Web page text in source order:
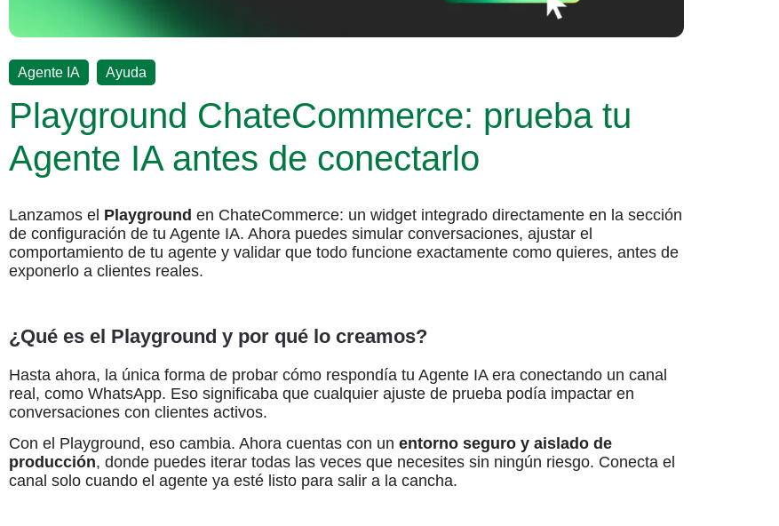
Agente IA Ayuda
Playground ChateCommerce: prueba tu
Agente IA antes de conectarlo
Lanzamos el Playground en ChateCommerce: un widget integrado directamente en la sección
de configuración de tu Agente IA. Ahora puedes simular conversaciones, ajustar el
comportamiento de tu agente y validar que todo funcione exactamente como quieres, antes de
exponerlo a clientes reales.
¿Qué es el Playground y por qué lo creamos?
Hasta ahora, la única forma de probar cómo respondía tu Agente IA era conectando un canal
real, como WhatsApp. Eso significaba que cualquier ajuste de prueba podía impactar en
conversaciones con clientes activos.
Con el Playground, eso cambia. Ahora cuentas con un entorno seguro y aislado de
producción, donde puedes iterar todas las veces que necesites sin ningún riesgo. Conecta el
canal solo cuando el agente ya esté listo para salir a la cancha.